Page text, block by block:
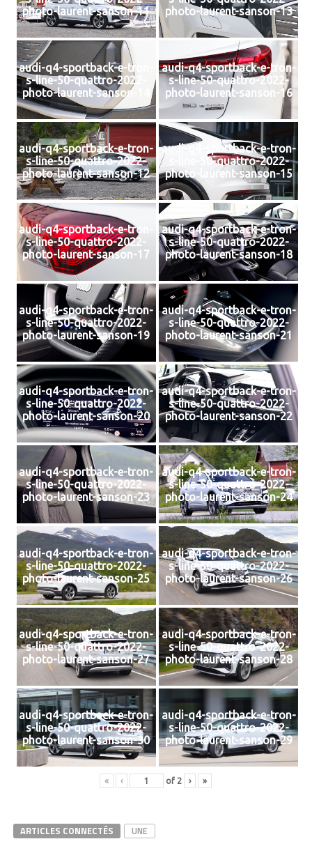
photo-laurent-sanson-11
photo-laurent-sanson-13
audi-q4-sportback-e-tron-
s-line-50-quattro-2022-
photo-laurent-sanson-14
audi-q4-sportback-e-tron-
s-line-50-quattro-2022-
photo-laurent-sanson-16
audi-q4-sportback-e-tron-
s-line-50-quattro-2022-
photo-laurent-sanson-12
audi-q4-sportback-e-tron-
s-line-50-quattro-2022-
photo-laurent-sanson-15
audi-q4-sportback-e-tron-
s-line-50-quattro-2022-
photo-laurent-sanson-17
audi-q4-sportback-e-tron-
s-line-50-quattro-2022-
photo-laurent-sanson-18
audi-q4-sportback-e-tron-
s-line-50-quattro-2022-
photo-laurent-sanson-19
audi-q4-sportback-e-tron-
s-line-50-quattro-2022-
photo-laurent-sanson-21
audi-q4-sportback-e-tron-
s-line-50-quattro-2022-
photo-laurent-sanson-20
audi-q4-sportback-e-tron-
s-line-50-quattro-2022-
photo-laurent-sanson-22
audi-q4-sportback-e-tron-
s-line-50-quattro-2022-
photo-laurent-sanson-23
audi-q4-sportback-e-tron-
s-line-50-quattro-2022-
photo-laurent-sanson-24
audi-q4-sportback-e-tron-
s-line-50-quattro-2022-
photo-laurent-sanson-25
audi-q4-sportback-e-tron-
s-line-50-quattro-2022-
photo-laurent-sanson-26
audi-q4-sportback-e-tron-
s-line-50-quattro-2022-
photo-laurent-sanson-27
audi-q4-sportback-e-tron-
s-line-50-quattro-2022-
photo-laurent-sanson-28
audi-q4-sportback-e-tron-
s-line-50-quattro-2022-
photo-laurent-sanson-30
audi-q4-sportback-e-tron-
s-line-50-quattro-2022-
photo-laurent-sanson-29
« ‹ of 2 › »
ARTICLES CONNECTÉS UNE